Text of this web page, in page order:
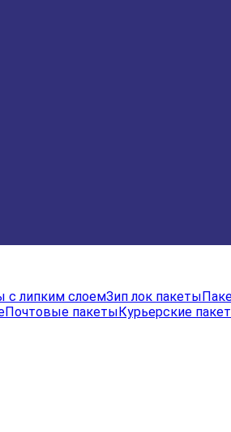
с липким слоемЗип лок пакеты
Почтовые пакетыКурьерские